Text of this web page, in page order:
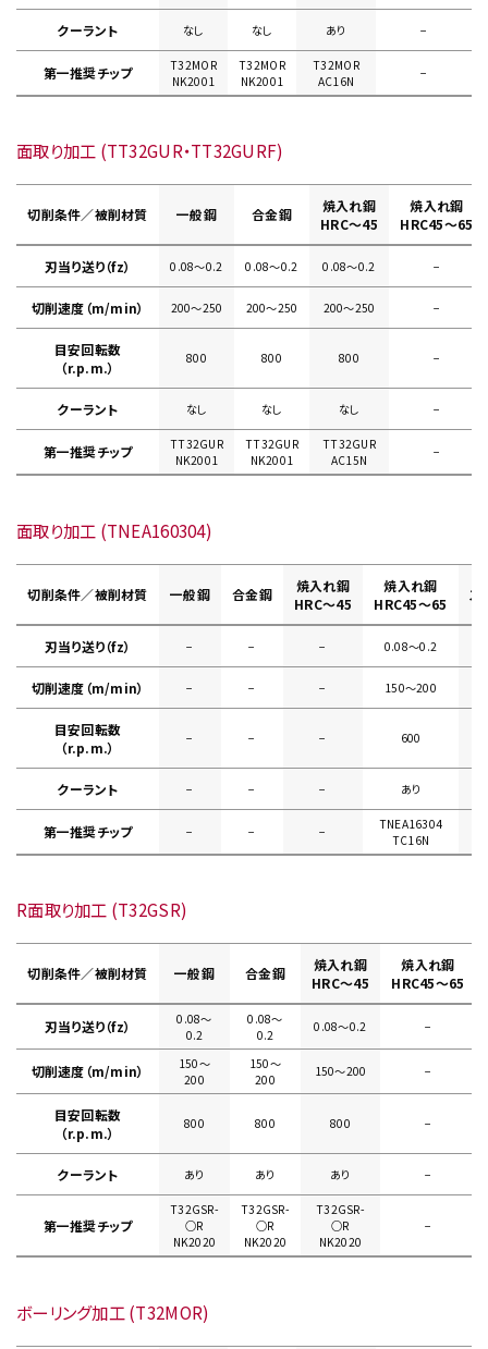
クーラント なし なし あり −
第一推奨チップ
T32MOR
NK2001
T32MOR
NK2001
T32MOR
AC16N
−
面取り加工 (TT32GUR・TT32GURF)
切削条件／被削材質 一般鋼 合金鋼
焼入れ鋼
HRC～45
焼入れ鋼
HRC45～65
刃当り送り（fz） 0.08〜0.2 0.08〜0.2 0.08〜0.2 −
切削速度（m/min） 200〜250 200〜250 200〜250 −
目安回転数
（r.p.m.）
800 800 800 −
クーラント なし なし なし −
第一推奨チップ
TT32GUR
NK2001
TT32GUR
NK2001
TT32GUR
AC15N
−
面取り加工 (TNEA160304)
切削条件／被削材質 一般鋼 合金鋼
焼入れ鋼
HRC～45
焼入れ鋼
HRC45～65
ス
刃当り送り（fz） − − − 0.08〜0.2
切削速度（m/min） − − − 150〜200
目安回転数
（r.p.m.）
− − − 600
クーラント − − − あり
第一推奨チップ − − −
TNEA16304
TC16N
R面取り加工 (T32GSR)
切削条件／被削材質 一般鋼 合金鋼
焼入れ鋼
HRC～45
焼入れ鋼
HRC45～65
刃当り送り（fz）
0.08〜
0.2
0.08〜
0.2
0.08〜0.2 −
切削速度（m/min）
150〜
200
150〜
200
150〜200 −
目安回転数
（r.p.m.）
800 800 800 −
クーラント あり あり あり −
第一推奨チップ
T32GSR-
○R
NK2020
T32GSR-
○R
NK2020
T32GSR-
○R
NK2020
−
ボーリング加工 (T32MOR)